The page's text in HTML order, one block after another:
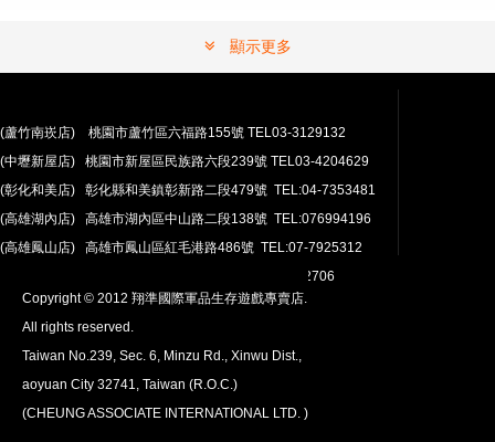
安心購買
100％付款保護。 簡單
退貨政策
全球配送
我們將運送至全球
顯示更多
(蘆竹南崁店) 桃園市蘆竹區六福路155號 TEL03-3129132
(中壢新屋店) 桃園市新屋區民族路六段239號 TEL03-4204629
(彰化和美店) 彰化縣和美鎮彰新路二段479號 TEL:04-7353481
(高雄湖內店) 高雄市湖內區中山路二段138號 TEL:076994196
(高雄鳳山店) 高雄市鳳山區紅毛港路486號 TEL:07-7925312
翔準網路部門:TEL 03-4202763 03-4202706
Copyright © 2012 翔準國際軍品生存遊戲專賣店.
All rights reserved.
Taiwan No.239, Sec. 6, Minzu Rd., Xinwu Dist.,
aoyuan City 32741, Taiwan (R.O.C.)
(CHEUNG ASSOCIATE INTERNATIONAL LTD. )